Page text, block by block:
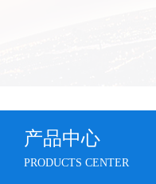
产品中心
PRODUCTS CENTER